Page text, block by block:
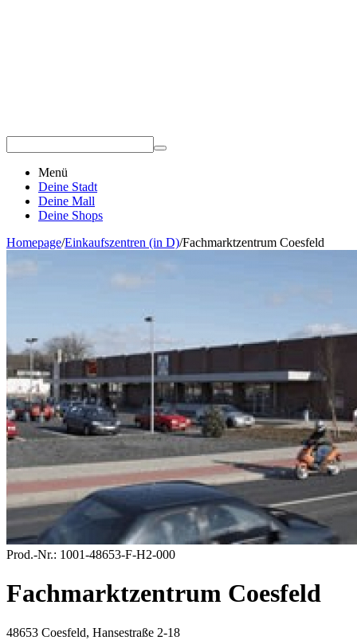
Menü
Deine Stadt
Deine Mall
Deine Shops
Homepage/Einkaufszentren (in D)/Fachmarktzentrum Coesfeld
Prod.-Nr.: 1001-48653-F-H2-000
Fachmarktzentrum Coesfeld
48653 Coesfeld, Hansestraße 2-18